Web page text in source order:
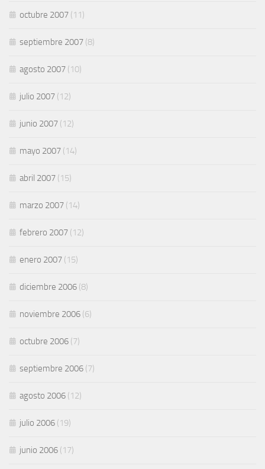
octubre 2007 (11)
septiembre 2007 (8)
agosto 2007 (10)
julio 2007 (12)
junio 2007 (12)
mayo 2007 (14)
abril 2007 (15)
marzo 2007 (14)
febrero 2007 (12)
enero 2007 (15)
diciembre 2006 (8)
noviembre 2006 (6)
octubre 2006 (7)
septiembre 2006 (7)
agosto 2006 (12)
julio 2006 (19)
junio 2006 (17)